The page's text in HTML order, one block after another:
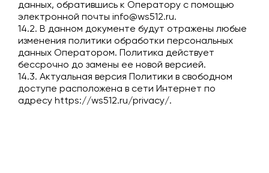
данных, обратившись к Оператору с помощью
электронной почты info@ws512.ru.
14.2. В данном документе будут отражены любые
изменения политики обработки персональных
данных Оператором. Политика действует
бессрочно до замены ее новой версией.
14.3. Актуальная версия Политики в свободном
доступе расположена в сети Интернет по
адресу https://ws512.ru/privacy/.